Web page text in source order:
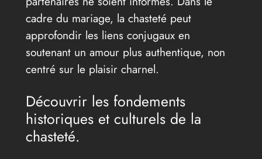
cadre du mariage, la chasteté peut
approfondir les liens conjugaux en
soutenant un amour plus authentique, non
centré sur le plaisir charnel.
Découvrir les fondements
historiques et culturels de la
chasteté.